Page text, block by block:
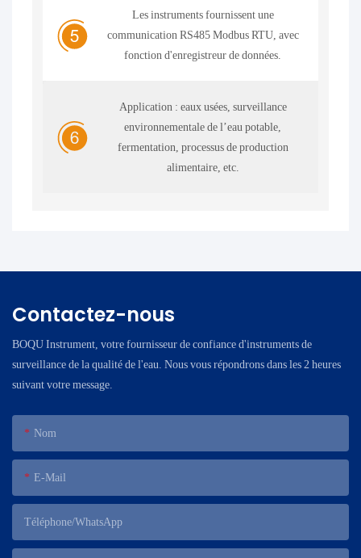
Les instruments fournissent une
communication RS485 Modbus RTU, avec
fonction d'enregistreur de données.
Application : eaux usées, surveillance
environnementale de l’eau potable,
fermentation, processus de production
alimentaire, etc.
Contactez-nous
BOQU Instrument, votre fournisseur de confiance d'instruments de
surveillance de la qualité de l'eau. Nous vous répondrons dans les 2 heures
suivant votre message.
Nom
E-Mail
Téléphone/WhatsApp